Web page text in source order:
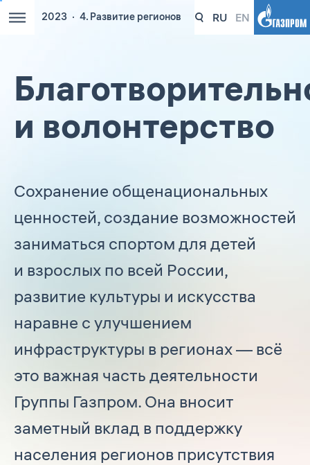
2023 4. Развитие регионов RU EN
и волонтерство
Сохранение общенациональных
ценностей, создание возможностей
заниматься спортом для детей
и взрослых по всей России,
развитие культуры и искусства
наравне с улучшением
инфраструктуры в регионах — всё
это важная часть деятельности
Группы Газпром. Она вносит
заметный вклад в поддержку
населения регионов присутствия